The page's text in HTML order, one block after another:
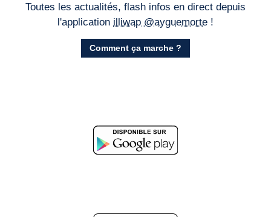
Toutes les actualités, flash infos en direct depuis
l'application illiwap @ayguemorte !
Comment ça marche ?